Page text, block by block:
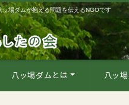
ッ場ダムが抱える問題を伝えるNGOです
八ッ場ダムとは 八ッ